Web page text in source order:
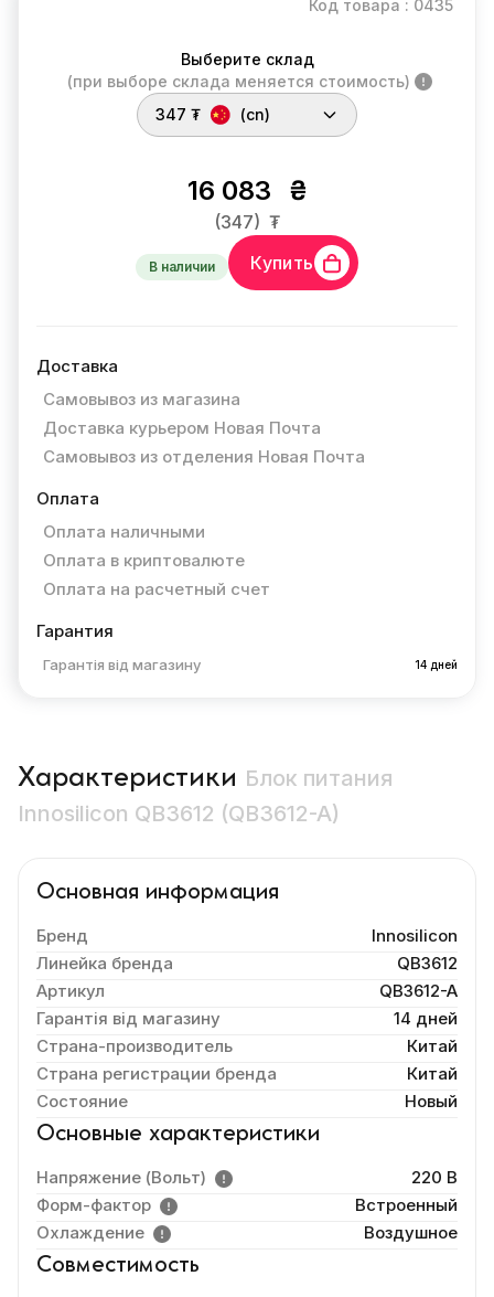
Код товара : 0435
Выберите склад
(при выборе склада меняется стоимость)
347 ₮
(cn)
16 083 ₴
(347) ₮
В наличии Купить
Доставка
Самовывоз из магазина
Доставка курьером Новая Почта
Самовывоз из отделения Новая Почта
Оплата
Оплата наличными
Оплата в криптовалюте
Оплата на расчетный счет
Гарантия
Гарантія від магазину 14 дней
Характеристики Блок питания
Innosilicon QB3612 (QB3612-A)
Основная информация
Бренд
Innosilicon
Линейка бренда
QB3612
Артикул
QB3612-A
Гарантія від магазину
14 дней
Страна-производитель
Китай
Страна регистрации бренда
Китай
Состояние
Новый
Основные характеристики
Напряжение (Вольт)
220 В
Форм-фактор
Встроенный
Охлаждение
Воздушное
Совместимость